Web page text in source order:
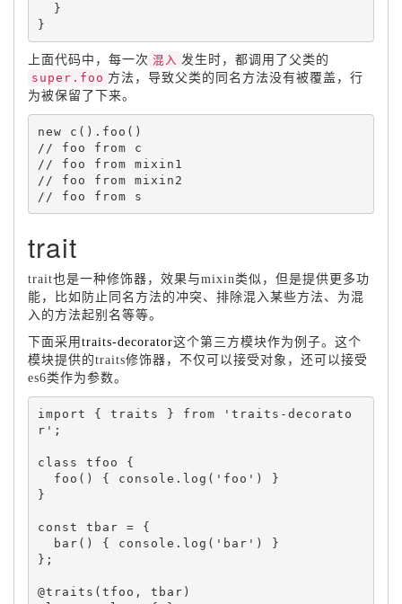
}
}
上面代码中，每一次 混入 发生时，都调用了父类的
super.foo 方法，导致父类的同名方法没有被覆盖，行
为被保留了下来。
new c ( ) . foo ( )
trait
trait也是一种修饰器，效果与mixin类似，但是提供更多功
能，比如防止同名方法的冲突、排除混入某些方法、为混
入的方法起别名等等。
下面采用 traits-decorator这个第三方模块作为例子。这个
模块提供的traits修饰器，不仅可以接受对象，还可以接受
es6类作为参数。
import { traits } from
'traits-decorato
r' ;
class tfoo
{
foo ( ) { console . log ( 'foo' )
}
}
const tbar =
{
bar ( ) { console . log ( 'bar' )
}
} ;
@traits ( tfoo , tbar )